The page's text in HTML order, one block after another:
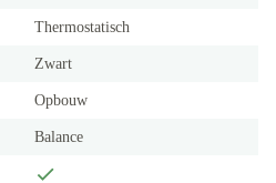
Thermostatisch
Zwart
Opbouw
Balance